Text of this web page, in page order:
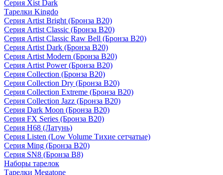
Серия Xist Dark
Тарелки Kingdo
Серия Artist Bright (Бронза B20)
Серия Artist Classic (Бронза B20)
Серия Artist Classic Raw Bell (Бронза B20)
Серия Artist Dark (Бронза B20)
Серия Artist Modern (Бронза B20)
Серия Artist Power (Бронза B20)
Серия Collection (Бронза B20)
Серия Collection Dry (Бронза B20)
Серия Collection Extreme (Бронза B20)
Серия Collection Jazz (Бронза B20)
Серия Dark Moon (Бронза B20)
Серия FX Series (Бронза B20)
Серия H68 (Латунь)
Серия Listen (Low Volume Тихие сетчатые)
Серия Ming (Бронза B20)
Серия SN8 (Бронза B8)
Наборы тарелок
Тарелки Megatone